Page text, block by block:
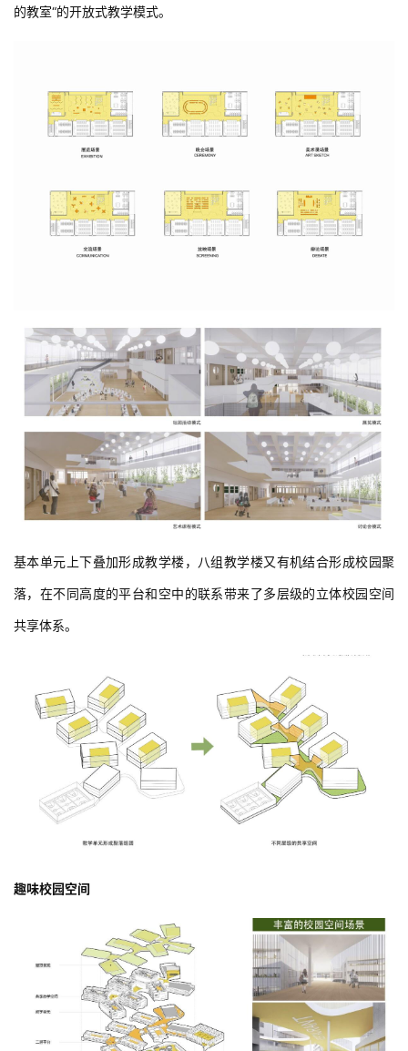
的教室“的开放式教学模式。
基本单元上下叠加形成教学楼，八组教学楼又有机结合形成校园聚
落，在不同高度的平台和空中的联系带来了多层级的立体校园空间
共享体系。
趣味校园空间